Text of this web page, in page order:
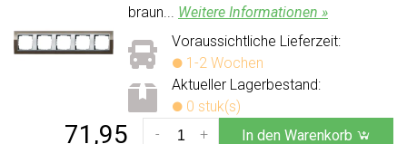
braun... Weitere Informationen »
Voraussichtliche Lieferzeit:
1-2 Wochen
Aktueller Lagerbestand:
0 stuk(s)
71,95 +
- In den Warenkorb